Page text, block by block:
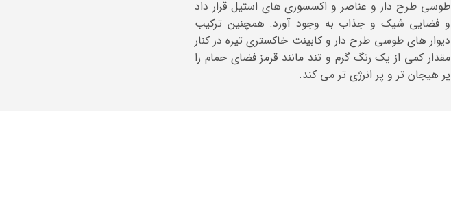
طوسی طرح دار و عناصر و اکسسوری های استیل قرار داد
و فضایی شیک و جذاب به وجود آورد. همچنین ترکیب
دیوار های طوسی طرح دار و کابینت خاکستری تیره در کنار
مقدار کمی از یک رنگ گرم و تند مانند قرمز فضای حمام را
پر هیجان تر و پر انرژی تر می کند.